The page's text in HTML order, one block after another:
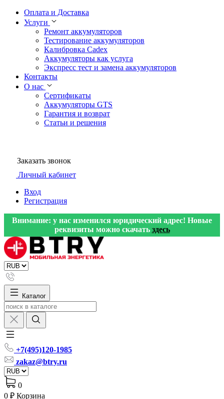
Оплата и Доставка
Услуги
Ремонт аккумуляторов
Тестирование аккумуляторов
Калибровка Cadex
Аккумуляторы как услуга
Экспресс тест и замена аккумуляторов
Контакты
О нас
Сертификаты
Аккумуляторы GTS
Гарантия и возврат
Статьи и решения
Заказать звонок
Личный кабинет
Вход
Регистрация
Внимание: у нас изменился юридический адрес! Новые
реквизиты можно скачать здесь
Каталог
+7(495)120-1985
zakaz@btry.ru
0
0 ₽ Корзина